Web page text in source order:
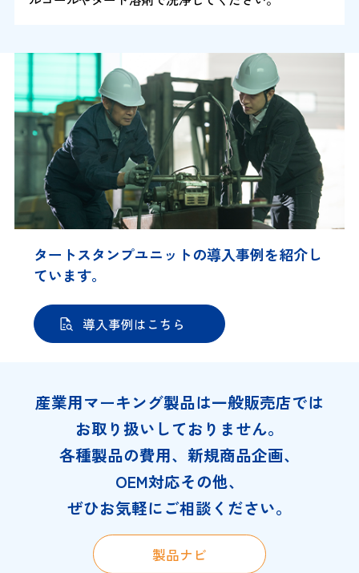
タートスタンプユニットの導入事例を紹介し
ています。
導入事例はこちら
産業用マーキング製品は一般販売店では
お取り扱いしておりません。
各種製品の費用、新規商品企画、
OEM対応その他、
ぜひお気軽にご相談ください。
製品ナビ